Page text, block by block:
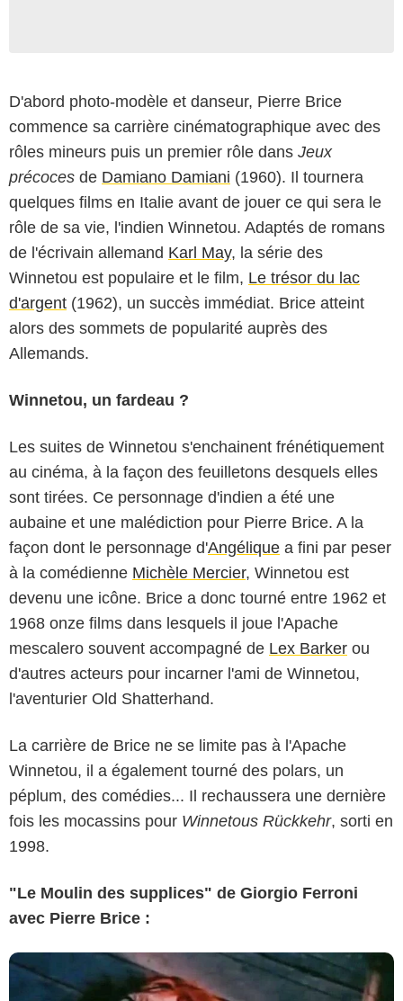
D'abord photo-modèle et danseur, Pierre Brice
commence sa carrière cinématographique avec des
rôles mineurs puis un premier rôle dans Jeux
précoces de Damiano Damiani (1960). Il tournera
quelques films en Italie avant de jouer ce qui sera le
rôle de sa vie, l'indien Winnetou. Adaptés de romans
de l'écrivain allemand Karl May, la série des
Winnetou est populaire et le film, Le trésor du lac
d'argent (1962), un succès immédiat. Brice atteint
alors des sommets de popularité auprès des
Allemands.
Winnetou, un fardeau ?
Les suites de Winnetou s'enchainent frénétiquement
au cinéma, à la façon des feuilletons desquels elles
sont tirées. Ce personnage d'indien a été une
aubaine et une malédiction pour Pierre Brice. A la
façon dont le personnage d'Angélique a fini par peser
à la comédienne Michèle Mercier, Winnetou est
devenu une icône. Brice a donc tourné entre 1962 et
1968 onze films dans lesquels il joue l'Apache
mescalero souvent accompagné de Lex Barker ou
d'autres acteurs pour incarner l'ami de Winnetou,
l'aventurier Old Shatterhand.
La carrière de Brice ne se limite pas à l'Apache
Winnetou, il a également tourné des polars, un
péplum, des comédies... Il rechaussera une dernière
fois les mocassins pour Winnetous Rückkehr, sorti en
1998.
"Le Moulin des supplices" de Giorgio Ferroni
avec Pierre Brice :